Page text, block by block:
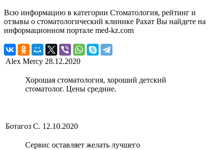
Всю информацию в категории Стоматология, рейтинг и
отзывы о стоматологический клинике Рахат Вы найдете на
информационном портале med-kz.com
Alex Mercy 28.12.2020
Хорошая стоматология, хороший детский
стоматолог. Цены средние.
Ботагоз С. 12.10.2020
Сервис оставляет желать лучшего